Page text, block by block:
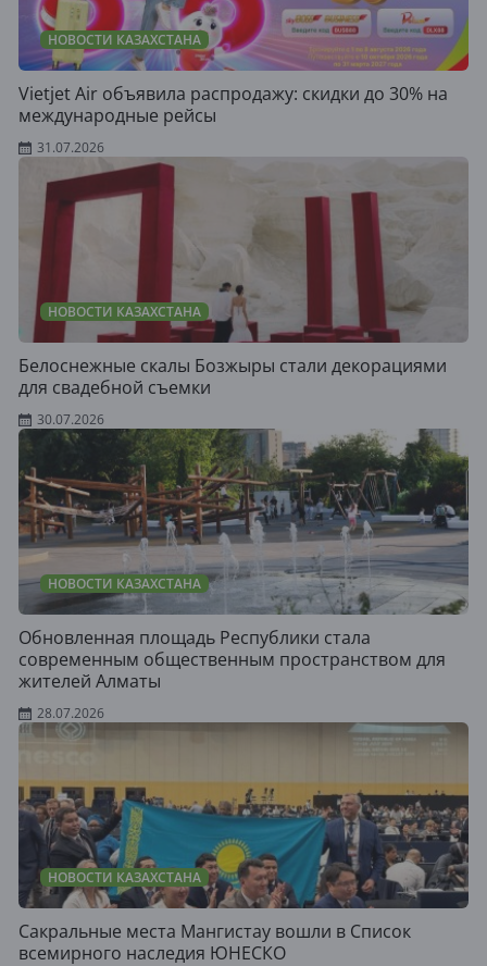
НОВОСТИ КАЗАХСТАНА
Vietjet Air объявила распродажу: скидки до 30% на
международные рейсы
31.07.2026
НОВОСТИ КАЗАХСТАНА
Белоснежные скалы Бозжыры стали декорациями
для свадебной съемки
30.07.2026
НОВОСТИ КАЗАХСТАНА
Обновленная площадь Республики стала
современным общественным пространством для
жителей Алматы
28.07.2026
НОВОСТИ КАЗАХСТАНА
Сакральные места Мангистау вошли в Список
всемирного наследия ЮНЕСКО